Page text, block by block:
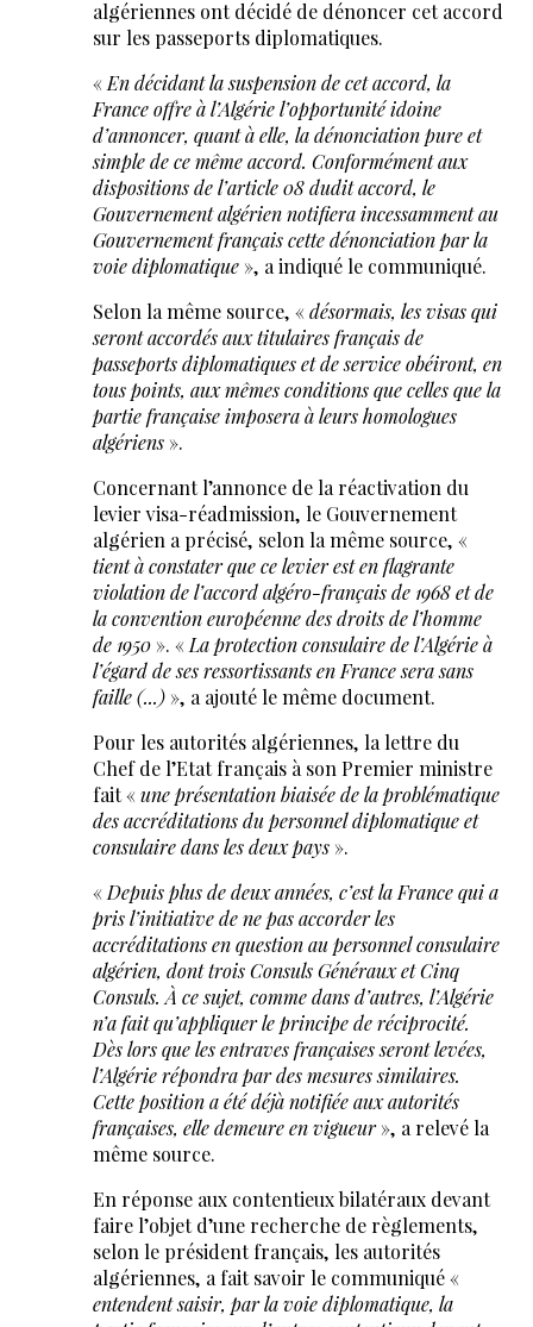
algériennes ont décidé de dénoncer cet accord
sur les passeports diplomatiques.
«En décidant la suspension de cet accord, la
France offre à l’Algérie l’opportunité idoine
d’annoncer, quant à elle, la dénonciation pure et
simple de ce même accord. Conformément aux
dispositions de l’article 08 dudit accord, le
Gouvernement algérien notifiera incessamment au
Gouvernement français cette dénonciation par la
voie diplomatique», a indiqué le communiqué.
Selon la même source, «désormais, les visas qui
seront accordés aux titulaires français de
passeports diplomatiques et de service obéiront, en
tous points, aux mêmes conditions que celles que la
partie française imposera à leurs homologues
algériens ».
Concernant l’annonce de la réactivation du
levier visa-réadmission, le Gouvernement
algérien a précisé, selon la même source, «
tient à constater que ce levier est en flagrante
violation de l’accord algéro-français de 1968 et de
la convention européenne des droits de l’homme
de 1950». «La protection consulaire de l’Algérie à
l’égard de ses ressortissants en France sera sans
faille (...) », a ajouté le même document.
Pour les autorités algériennes, la lettre du
Chef de l’Etat français à son Premier ministre
fait «une présentation biaisée de la problématique
des accréditations du personnel diplomatique et
consulaire dans les deux pays ».
«Depuis plus de deux années, c’est la France qui a
pris l’initiative de ne pas accorder les
accréditations en question au personnel consulaire
algérien, dont trois Consuls Généraux et Cinq
Consuls. À ce sujet, comme dans d’autres, l’Algérie
n’a fait qu’appliquer le principe de réciprocité.
Dès lors que les entraves françaises seront levées,
l’Algérie répondra par des mesures similaires.
Cette position a été déjà notifiée aux autorités
françaises, elle demeure en vigueur», a relevé la
même source.
En réponse aux contentieux bilatéraux devant
faire l’objet d’une recherche de règlements,
selon le président français, les autorités
algériennes, a fait savoir le communiqué «
entendent saisir, par la voie diplomatique, la